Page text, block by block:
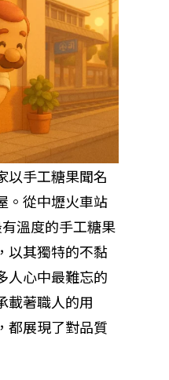
以手工糖果聞名
。從中壢火車站
溫度的手工糖果
以其獨特的不黏
人心中最難忘的
載著職人的用
都展現了對品質